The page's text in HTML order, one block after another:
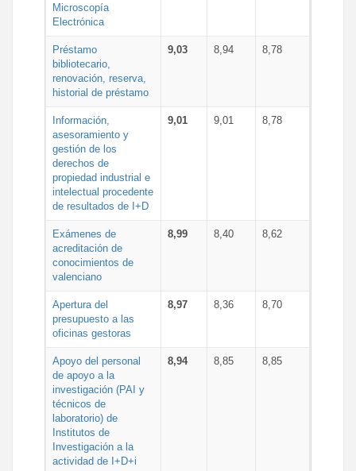
Microscopía
Electrónica
Préstamo
bibliotecario,
renovación, reserva,
historial de préstamo
9,03 8,94 8,78
Información,
asesoramiento y
gestión de los
derechos de
propiedad industrial e
intelectual procedente
de resultados de I+D
9,01 9,01 8,78
Exámenes de
acreditación de
conocimientos de
valenciano
8,99 8,40 8,62
Apertura del
presupuesto a las
oficinas gestoras
8,97 8,36 8,70
Apoyo del personal
de apoyo a la
investigación (PAI y
técnicos de
laboratorio) de
Institutos de
Investigación a la
actividad de I+D+i
8,94 8,85 8,85